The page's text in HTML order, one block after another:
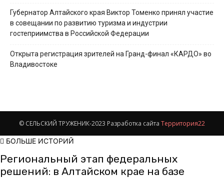
Губернатор Алтайского края Виктор Томенко принял участие
в совещании по развитию туризма и индустрии
гостеприимства в Российской Федерации
Открыта регистрация зрителей на Гранд-финал «КАРДО» во
Владивостоке
© СЕЛЬСКИЙ ТРУЖЕНИК-2023 Разработка сайта Территория22
БОЛЬШЕ ИСТОРИЙ
Региональный этап федеральных
решений: в Алтайском крае на базе